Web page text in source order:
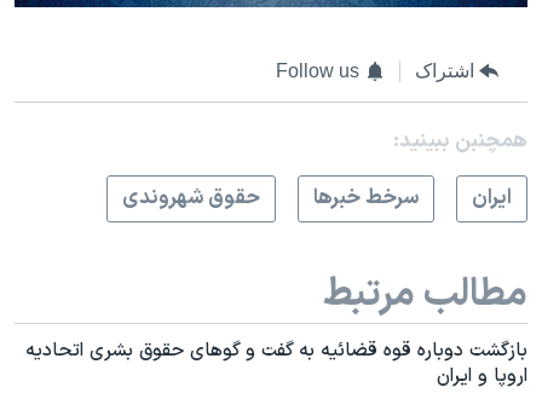
اشتراک Follow us
همچنبن ببینید:
ايران
سرخط خبرها حقوق شهروندی
مطالب مرتبط
بازگشت دوباره قوه قضائیه به گفت و گوهای حقوق بشری اتحادیه
اروپا و ایران